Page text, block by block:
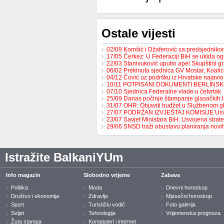
Ostale vijesti
02/09 Komšić i Džaferović sa
17/05 Čerkez: U Federaciji BiH se ukida
22/03 Stanivuković uputio apel Skupštini
06/02 Prekinuta sjednica GV Mostar,
04/12 Čović uz podršku iz Hrvatske
10/11 POTPISANI DOKUMENTI
07/10 Sjednica Federalne vlade u četvrtak
25/09 Danas počinje štampanje glasačkih
31/07 OHR: Objaviti budžet u Službenom
27/07 PODRŽAN IZVJEŠTAJ KOMISIJE
23/07 Savjet Ministara BiH: Usvojena
29/06 SNSD traži obustavu planiranja
Istražite BalkaniYUm
Info magazin
Politika
Društvo i ekonomija
Sport
Svijet
Žuta stampa
Slobodno vrijeme
Moda
Zdravlje
Turistički vodič
Tehnologija
Kompjuteri i internet
Zabava
Dnevni horoskop
Mjesečni horoskop
Foto galerija
Vrijemenska prognoza